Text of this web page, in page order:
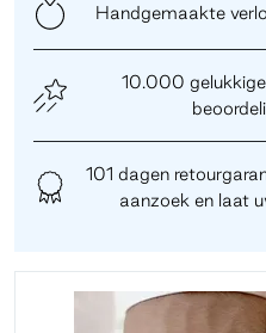
Handgemaakte
10.000
101 dagen
aanzoek en laat